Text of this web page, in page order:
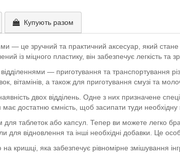
Купують разом
— це зручний та практичний аксесуар, який
із міцного пластику, він забезпечує легкість та
— приготування та транспортування
вітамінів, а також для приготування смузі та
двох відділень. Одне з них призначене
має достатню ємність, щоб засипати туди
для таблеток або капсул. Тепер ви можете легко
для відновлення та інші необхідні добавки. Це
кришці, яка забезпечує рівномірне змішування